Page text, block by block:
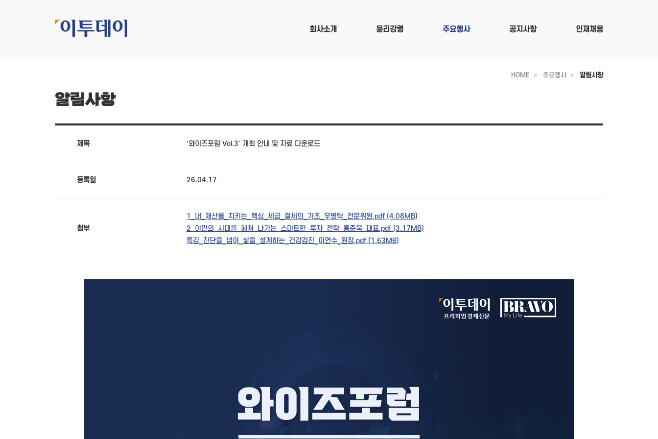
회사소개 윤리강령 주요행사 공지사항 인재채용
HOME 주요행사 알림사항
알림사항
제목 '와이즈포럼 Vol.3' 개최 안내 및 자료 다운로드
등록일 26.04.17
첨부
1_내_재산을_지키는_핵심_세금_절세의_기초_우병탁_전문위원.pdf (4.08MB)
2_야만의_시대를_헤쳐_나가는_스마트한_투자_전략_홍춘욱_대표.pdf (3.17MB)
특강_진단을_넘어_삶을_설계하는_건강검진_이연수_원장.pdf (1.63MB)